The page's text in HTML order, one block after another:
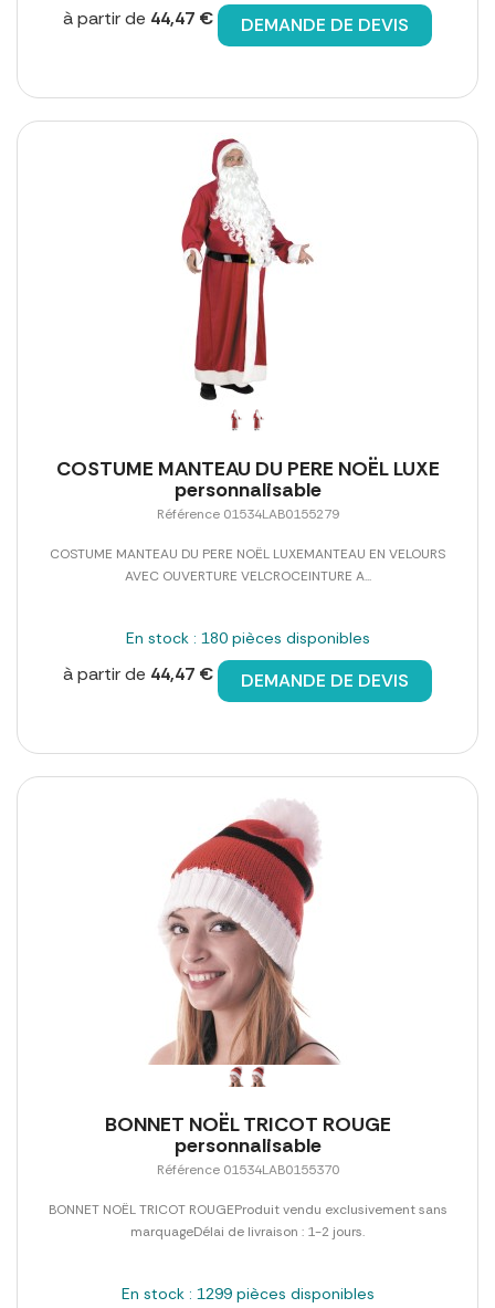
à partir de 44,47 € DEMANDE DE DEVIS
COSTUME MANTEAU DU PERE NOËL LUXE
personnalisable
Référence 01534LAB0155279
COSTUME MANTEAU DU PERE NOËL LUXEMANTEAU EN VELOURS
AVEC OUVERTURE VELCROCEINTURE A...
En stock : 180 pièces disponibles
à partir de 44,47 € DEMANDE DE DEVIS
BONNET NOËL TRICOT ROUGE
personnalisable
Référence 01534LAB0155370
BONNET NOËL TRICOT ROUGEProduit vendu exclusivement sans
marquageDélai de livraison : 1-2 jours.
En stock : 1299 pièces disponibles